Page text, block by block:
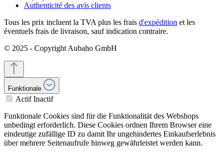
Authenticité des avis clients
Tous les prix incluent la TVA plus les frais d'expédition et les
éventuels frais de livraison, sauf indication contraire.
© 2025 - Copyright Aubaho GmbH
Funktionale
Actif Inactif
Funktionale Cookies sind für die Funktionalität des Webshops
unbedingt erforderlich. Diese Cookies ordnen Ihrem Browser eine
eindeutige zufällige ID zu damit Ihr ungehindertes Einkaufserlebnis
über mehrere Seitenaufrufe hinweg gewährleistet werden kann.